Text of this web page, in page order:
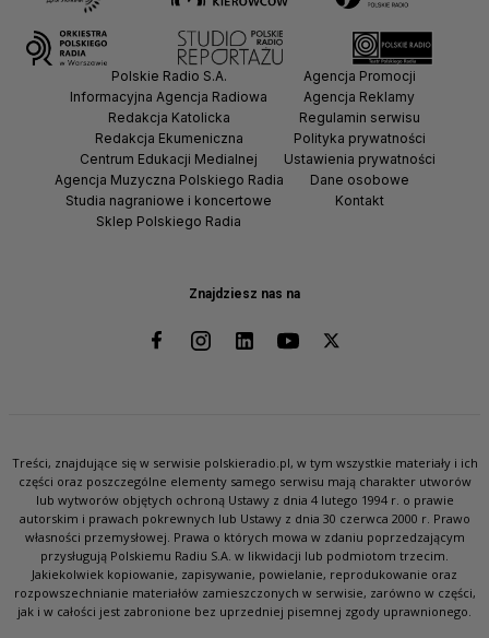
Znajdziesz nas na
Polskie Radio S.A.
Informacyjna Agencja Radiowa
Redakcja Katolicka
Redakcja Ekumeniczna
Centrum Edukacji Medialnej
Agencja Muzyczna Polskiego Radia
Studia nagraniowe i koncertowe
Sklep Polskiego Radia
Agencja Promocji
Agencja Reklamy
Regulamin serwisu
Polityka prywatności
Ustawienia prywatności
Dane osobowe
Kontakt
Treści, znajdujące się w serwisie polskieradio.pl, w tym wszystkie materiały i ich
części oraz poszczególne elementy samego serwisu mają charakter utworów
lub wytworów objętych ochroną Ustawy z dnia 4 lutego 1994 r. o prawie
autorskim i prawach pokrewnych lub Ustawy z dnia 30 czerwca 2000 r. Prawo
własności przemysłowej. Prawa o których mowa w zdaniu poprzedzającym
przysługują Polskiemu Radiu S.A. w likwidacji lub podmiotom trzecim.
Jakiekolwiek kopiowanie, zapisywanie, powielanie, reprodukowanie oraz
rozpowszechnianie materiałów zamieszczonych w serwisie, zarówno w części,
jak i w całości jest zabronione bez uprzedniej pisemnej zgody uprawnionego.